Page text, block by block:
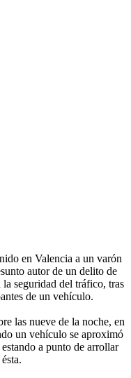
en Valencia a un varón
autor de un delito de
seguridad del tráfico, tras
de un vehículo.
las nueve de la noche, en
un vehículo se aproximó
a punto de arrollar